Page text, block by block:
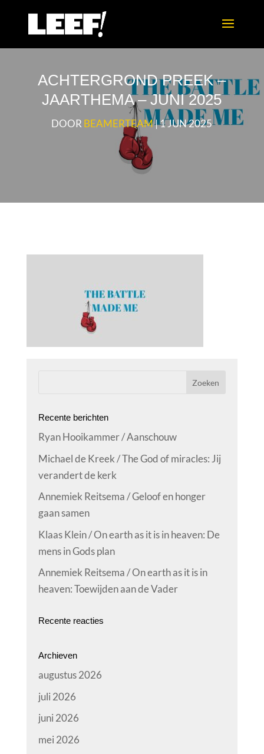
ACHTERGROND PREEK –
JAARTHEMA – JUNI 2025
DOOR BEAMERTEAM|1 JUN 2025
Recente berichten
Ryan Hooikammer / Aanschouw
Michael de Kreek / The God of miracles: Jij
verandert de kerk
Annemiek Reitsema / Geloof en honger
gaan samen
Klaas Klein / On earth as it is in heaven: De
mens in Gods plan
Annemiek Reitsema / On earth as it is in
heaven: Toewijden aan de Vader
Recente reacties
Archieven
augustus 2026
juli 2026
juni 2026
mei 2026